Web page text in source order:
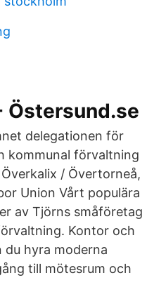
Östersund.se
delegationen för
kommunal förvaltning
/ Övertorneå,
Union Vårt populära
av Tjörns småföretag
Kontor och
du hyra moderna
till mötesrum och